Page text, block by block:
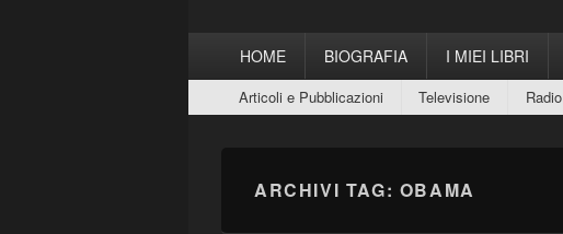
principaleHOME BIOGRAFIA I MIEI LIBRI
secondario
Articoli e Pubblicazioni Televisione Radio
ARCHIVI TAG: OBAMA